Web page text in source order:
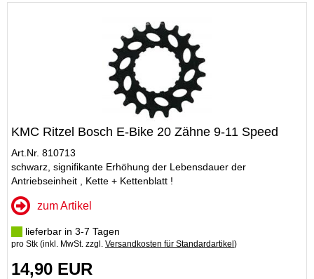
KMC Ritzel Bosch E-Bike 20 Zähne 9-11 Speed
Art.Nr. 810713
schwarz, signifikante Erhöhung der Lebensdauer der
Antriebseinheit , Kette + Kettenblatt !
zum Artikel
lieferbar in 3-7 Tagen
pro Stk (inkl. MwSt. zzgl. Versandkosten für Standardartikel)
14,90 EUR